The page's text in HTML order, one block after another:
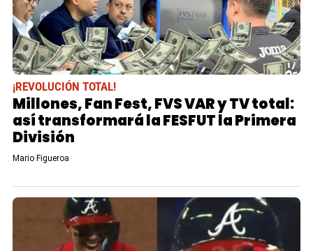
¡REVOLUCIÓN TOTAL!
Millones, Fan Fest, FVS VAR y TV total:
así transformará la FESFUT la Primera
División
Mario Figueroa